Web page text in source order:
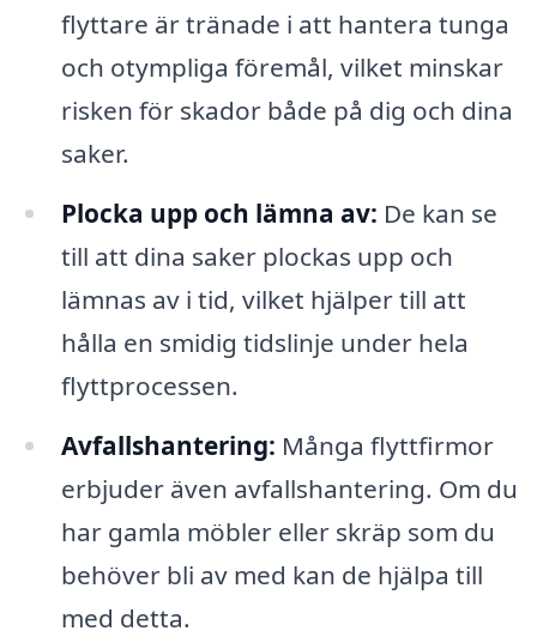
flyttare är tränade i att hantera tunga
och otympliga föremål, vilket minskar
risken för skador både på dig och dina
saker.
Plocka upp och lämna av: De kan se
till att dina saker plockas upp och
lämnas av i tid, vilket hjälper till att
hålla en smidig tidslinje under hela
flyttprocessen.
Avfallshantering: Många flyttfirmor
erbjuder även avfallshantering. Om du
har gamla möbler eller skräp som du
behöver bli av med kan de hjälpa till
med detta.